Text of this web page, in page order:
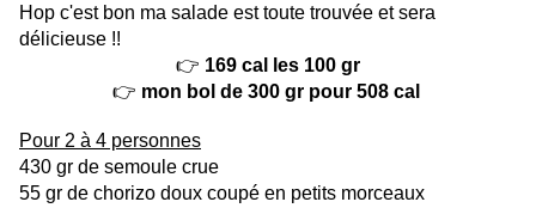
Hop c'est bon ma salade est toute trouvée et sera
délicieuse !!
👉 169 cal les 100 gr
👉 mon bol de 300 gr pour 508 cal
Pour 2 à 4 personnes
430 gr de semoule crue
55 gr de chorizo doux coupé en petits morceaux